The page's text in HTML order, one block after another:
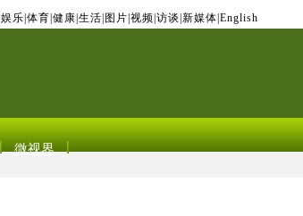
娱乐 体育 健康 生活 图片 视频 访谈 新媒体 English
微视界